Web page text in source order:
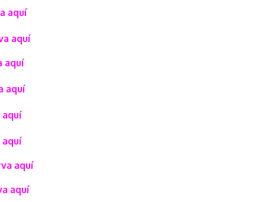
aquí
aquí
aquí
aquí
aquí
aquí
aquí
aquí